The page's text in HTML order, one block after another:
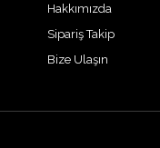
Hakkımızda
Sipariş Takip
Bize Ulaşın